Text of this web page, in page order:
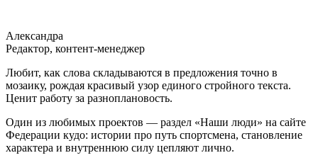
Александра
Редактор, контент-менеджер
Любит, как слова складываются в предложения точно в
мозаику, рождая красивый узор единого стройного текста.
Ценит работу за разноплановость.
Один из любимых проектов — раздел «Наши люди» на сайте
Федерации кудо: истории про путь спортсмена, становление
характера и внутреннюю силу цепляют лично.